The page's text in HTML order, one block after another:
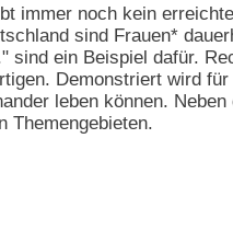
immer noch kein
sind Frauen*
ein Beispiel dafür.
Demonstriert wird
leben können.
Themengebieten.